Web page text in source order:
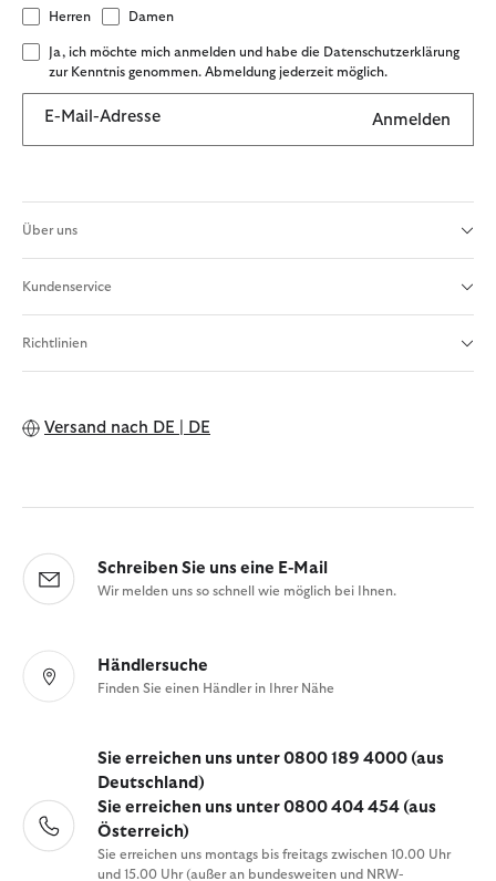
Herren Damen
Ja, ich möchte mich anmelden und habe die Datenschutzerklärung
zur Kenntnis genommen. Abmeldung jederzeit möglich.
E-Mail-Adresse Anmelden
Über uns
Kundenservice
Richtlinien
Versand nach DE | DE
Schreiben Sie uns eine E-Mail
Wir melden uns so schnell wie möglich bei Ihnen.
Händlersuche
Finden Sie einen Händler in Ihrer Nähe
Sie erreichen uns unter 0800 189 4000 (aus
Deutschland)
Sie erreichen uns unter 0800 404 454 (aus
Österreich)
Sie erreichen uns montags bis freitags zwischen 10.00 Uhr
und 15.00 Uhr (außer an bundesweiten und NRW-